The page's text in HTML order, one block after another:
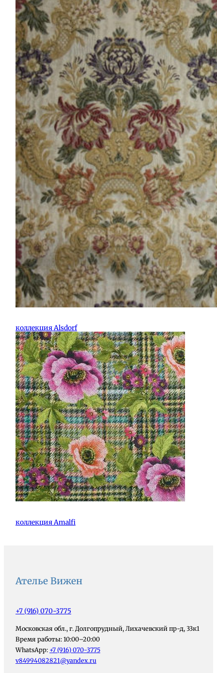
коллекция Alsdorf
коллекция Amalfi
Ателье Вижен
+7 (916) 070-3775
Московская обл., г. Долгопрудный, Лихачевский пр-д, 33к1
Время работы: 10:00–20:00
WhatsApp: +7 (916) 070-3775
v84994082821@yandex.ru